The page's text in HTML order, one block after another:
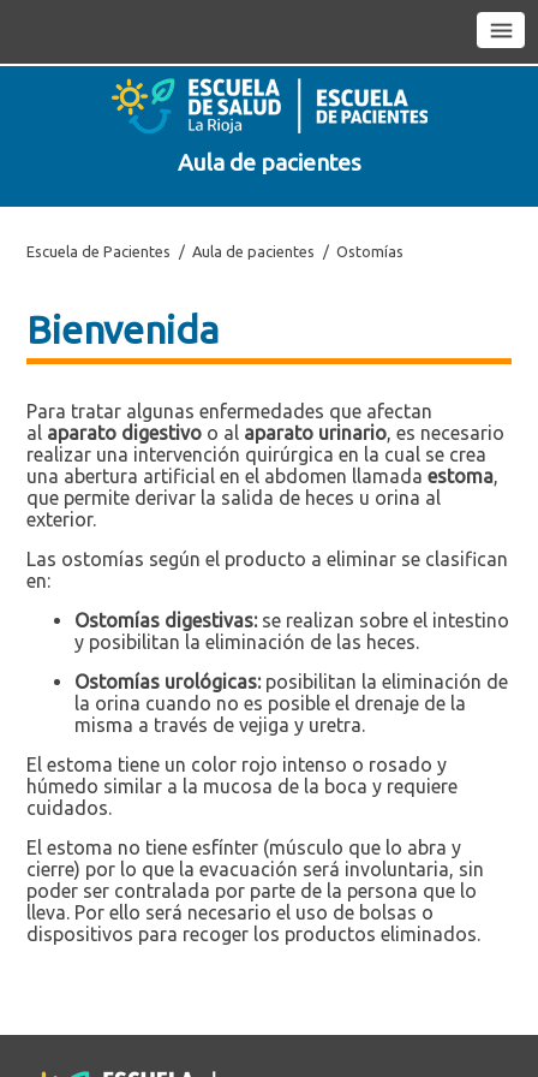
Aula de pacientes
Escuela de Pacientes Aula de pacientes Ostomías
Bienvenida
Para tratar algunas enfermedades que afectan
al aparato digestivo o al aparato urinario, es necesario
realizar una intervención quirúrgica en la cual se crea
una abertura artificial en el abdomen llamadaestoma,
que permite derivar la salida de heces u orina al
exterior.
Las ostomías según el producto a eliminar se clasifican
en:
Ostomías digestivas:se realizan sobre el intestino
y posibilitan la eliminación de las heces.
Ostomías urológicas:posibilitan la eliminación de
la orina cuando no es posible el drenaje de la
misma a través de vejiga y uretra.
El estoma tiene un color rojo intenso o rosado y
húmedo similar a la mucosa de la boca y requiere
cuidados.
El estoma no tiene esfínter (músculo que lo abra y
cierre) por lo que la evacuación será involuntaria, sin
poder ser contralada por parte de la persona que lo
lleva. Por ello será necesario el uso de bolsas o
dispositivos para recoger los productos eliminados.